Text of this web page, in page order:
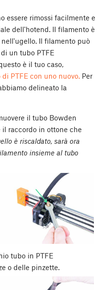
essere rimossi facilmente e
dell'hotend. Il filamento è
Il filamento può
un tubo PTFE
è il tuo caso,
PTFE con uno nuovo. Per
delineato la
il tubo Bowden
raccordo in ottone che
è riscaldato, sarà ora
insieme al tubo
tubo in PTFE
o delle pinzette.